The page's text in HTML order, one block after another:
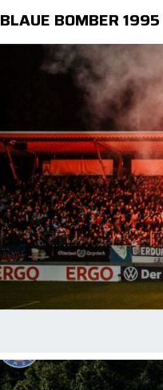
BLAUE BOMBER 1995